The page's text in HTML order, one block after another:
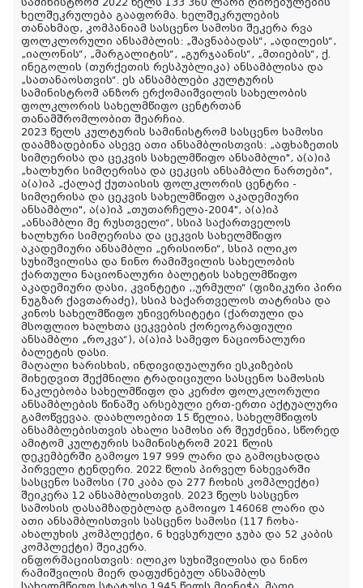
სამინისტრომ 2022 წელს 133 360 ლარი ღირებულების
ხელშეკრულება გააფორმა. ხელშეკრულების
თანახმად, კომპანიამ სასცენო სამოსი შეკერა რვა
ფოლკლორული ანსამბლის: „შავნაბადას“, „ადილეის“,
„იალონის“, „მარგალიტის“, „გურჯაანის“, „მთიების“, ქ.
ინეგოლის (თურქეთის რესპუბლიკა) ანსამბლისა და
„სათანაოსთვის“. ეს ანსამბლები კულტურის
სამინისტრომ ანზორ ერქომაიშვილის სახელობის
ფოლკლორის სახელმწიფო ცენტრთან
თანამშრომლობით შეარჩია.
2023 წელს კულტურის სამინისტრომ სასცენო სამოსი
დაამზადებინა ასევე ათი ანსამბლისთვის: „აფხაზეთის
სიმღერისა და ცეკვის სახელმწიფო ანსამბლი", ა(ა)იპ
„ხალხური სიმღერისა და ცეკცის ანსამბლი ნართები",
ა(ა)იპ „ქალაქ ქუთაისის ფოლკლორის ცენტრი -
სიმღერისა და ცეკვის სახელმწიფო აკადემიური
ანსამბლი", ა(ა)იპ „თუთარჩელა-2004", ა(ა)იპ
„ანსამბლი მე რუსთველი“, სსიპ საქართველოს
ხალხური სიმღერისა და ცეკვის სახელმწიფო
აკადემიური ანსამბლი „ერისიონი“, სსიპ ილიკო
სუხიშვილისა და ნინო რამიშვილის სახელობის
ქართული ნაციონალური ბალეტის სახელმწიფო
აკადემიური დასი, კვინტეტი ,,ურმული“ (ფიზიკური პირი
ნუგზარ ქავთარაძე), სსიპ საქართველოს თატრისა და
კინოს სახელმწიფო უნივერსიტეტი (ქართული და
მსოფლიო ხალხთა ცეკვების ქორეოგრაფიული
ანსამბლი „როკვა“), ა(ა)იპ სამეფო ნაციონალური
ბალეტის დასი.
მაღალი ხარისხის, ინდივიდუალური ესკიზების
მიხედვით შექმნილი ტრადიციული სასცენო სამოსის
ნაკლებობა სახელმწიფო და კერძო ფოლკლორული
ანსამბლების წინაშე არსებული ერთ-ერთი აქტუალური
გამოწვევაა. დაახლოებით 15 წელია, სახელმწიფოს
ანსამბლებისთვის ახალი სამოსი არ შეუძენია, სწორედ
ამიტომ კულტურის სამინისტრომ 2021 წლის
დეკემბერში გამოყო 197 999 ლარი და გამოცხადდა
პირველი ტენდერი. 2022 წლის პირველ ნახევარში
სასცენო სამოსი (70 კაბა და 277 ჩოხის კომპლექტი)
შეიკერა 12 ანსამბლისთვის. 2023 წელს სასცენო
სამოსის დასამზადებლად გამოიყო 146068 ლარი და
ათი ანსამბლისთვის სასცენო სამოსი (117 ჩოხა-
ახალუხის კომპლექტი, 6 ხევსურული ჯუბა და 52 კაბის
კომპლექტი) შეიკერა.
ინფორმაციისთვის: ილიკო სუხიშვილისა და ნინო
რამიშვილის მიერ დაფუძნებულ ანსამბლს